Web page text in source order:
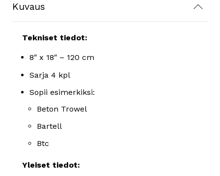
Kuvaus
Tekniset tiedot:
8″ x 18″ – 120 cm
Sarja 4 kpl
Sopii esimerkiksi:
Beton Trowel
Bartell
Btc
Yleiset tiedot: